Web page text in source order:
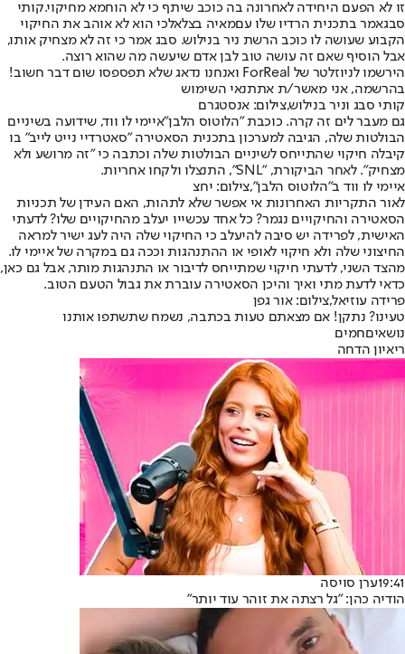
זו לא הפעם היחידה לאחרונה בה כוכב שיתף כי לא הוחמא מחיקוי.קותי
סבגאמר בתכנית הרדיו שלו עםמאיה בצלאלכי הוא לא אוהב את החיקוי
הקבוע שעושה לו כוכב הרשת ניר בנילוש. סבג אמר כי זה לא מצחיק אותו,
אבל הוסיף שאם זה עושה טוב לבן אדם שיעשה מה שהוא רוצה.
הירשמו לניוזלטר של ForReal ואנחנו נדאג שלא תפספסו שום דבר חשוב!
בהרשמה, אני מאשר/ת אתתנאי השימוש
קותי סבג וניר בנילוש,צילום: אנסטגרם
גם מעבר לים זה קרה. כוכבת "הלוטוס הלבן"איימי לו ווד, שידועה בשיניים
הבולטות שלה, הגיבה למערכון בתכנית הסאטירה "סאטרדיי נייט לייב" בו
קיבלה חיקוי שהתייחס לשיניים הבולטות שלה וכתבה כי "זה מרושע ולא
מצחיק". לאחר הביקורת, "SNL", התנצלו ולקחו אחריות.
איימי לו ווד ב"הלוטוס הלבן",צילום: יחצ
לאור התקריות האחרונות אי אפשר שלא לתהות, האם העידן של תכניות
הסאטירה והחיקויים נגמר? כל אחד עכשייו יעלב מהחיקויים שלו? לדעתי
האישית, לפרידה יש סיבה להיעלב כי החיקוי שלה היה לעג ישיר למראה
החיצוני שלה ולא חיקוי לאופי או ההתנהגות וככה גם במקרה של איימי לו.
מהצד השני, לדעתי חיקוי שמתייחס לדיבור או התנהגות מותר, אבל גם כאן,
כדאי לדעת מתי ואיך והיכן הסאטירה עוברת את גבול הטעם הטוב.
פרידה עוזיאל,צילום: אור גפן
טעינו? נתקן! אם מצאתם טעות בכתבה, נשמח שתשתפו אותנו
נושאיםחמים
ריאיון הדחה
19:41ערן סויסה
הודיה כהן: "גל רצתה את זוהר עוד יותר"